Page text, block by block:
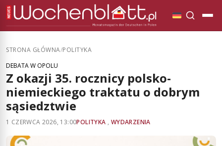
STRONA GŁÓWNA/POLITYKA
DEBATA W OPOLU
Z okazji 35. rocznicy polsko-
niemieckiego traktatu o dobrym
sąsiedztwie
1 CZERWCA 2026, 13:00POLITYKA , WYDARZENIA